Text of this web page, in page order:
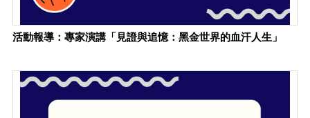
活動報導：專家演講「見證與追憶：黑金世界的血汗人生」